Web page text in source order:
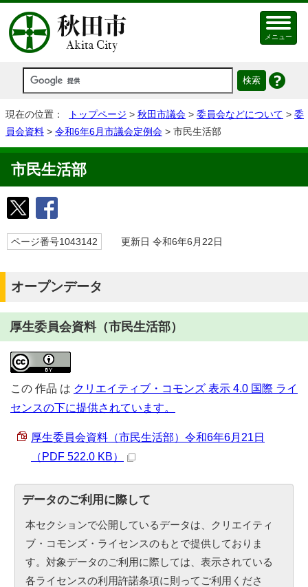
メニュー
現在の位置： トップページ > 秋田市議会 > 委員会などについて > 委
員会資料 > 令和6年6月市議会定例会 > 市民生活部
市民生活部
ページ番号1043142 更新日 令和6年6月22日
オープンデータ
厚生委員会資料（市民生活部）
この 作品 は クリエイティブ・コモンズ 表示 4.0 国際 ライ
センスの下に提供されています。
厚生委員会資料（市民生活部）令和6年6月21日
（PDF 522.0 KB）
データのご利用に際して
本セクションで公開しているデータは、クリエイティ
ブ・コモンズ・ライセンスのもとで提供しておりま
す。対象データのご利用に際しては、表示されている
各ライセンスの利用許諾条項に則ってご利用くださ